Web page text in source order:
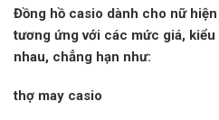
Đồng hồ casio dành cho nữ
tương ứng với các mức giá,
nhau, chẳng hạn như:
thợ may casio